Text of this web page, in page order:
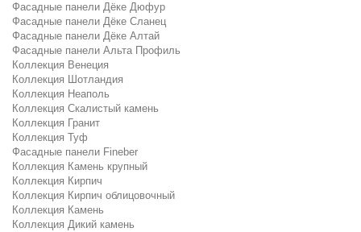
Фасадные панели Дёке Дюфур
Фасадные панели Дёке Сланец
Фасадные панели Дёке Алтай
Фасадные панели Альта Профиль
Коллекция Венеция
Коллекция Шотландия
Коллекция Неаполь
Коллекция Скалистый камень
Коллекция Гранит
Коллекция Туф
Фасадные панели Fineber
Коллекция Камень крупный
Коллекция Кирпич
Коллекция Кирпич облицовочный
Коллекция Камень
Коллекция Дикий камень